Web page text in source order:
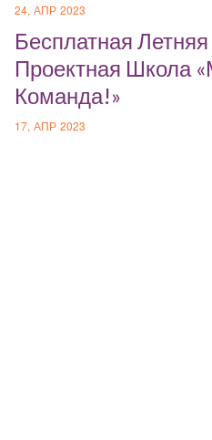
24, АПР 2023
Бесплатная Летняя
Проектная Школа
Команда!»
17, АПР 2023